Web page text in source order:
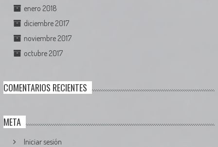
enero 2018
diciembre 2017
noviembre 2017
octubre 2017
COMENTARIOS RECIENTES
META
Iniciar sesión